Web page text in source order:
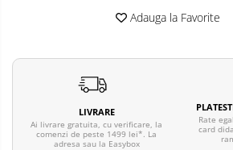
Adauga la Favorite
LIVRARE
Ai livrare gratuita, cu verificare, la
comenzi de peste 1499 lei*. La
adresa sau la Easybox
Rate
card